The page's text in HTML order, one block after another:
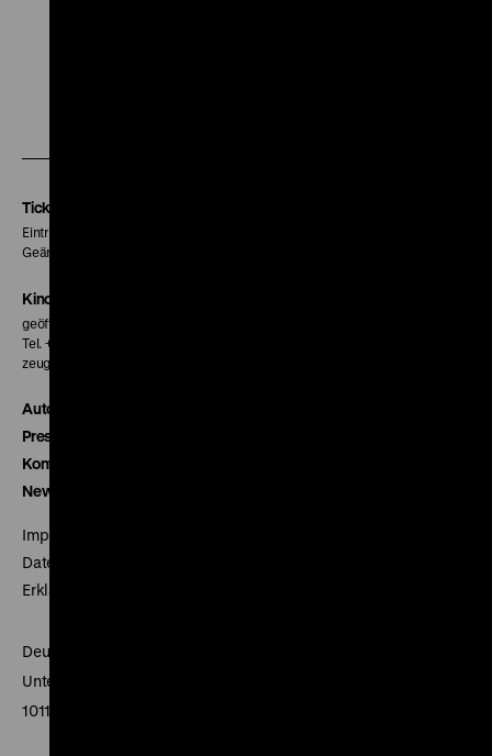
Tickets
Eintritt 5 €
Geänderte Preise sind im Programm vermerkt.
Kinokasse
geöffnet 30 Minuten vor Beginn der ersten Vorstellung
Tel. + 49 30 20304-770
zeughauskino@dhm.de
Autor*innen
Presse
Kontakt
Newsletter
Impressum
Datenschutz
Erklärung digitale Barrierefreiheit
Deutsches Historisches Museum
Unter den Linden 2
10117 Berlin